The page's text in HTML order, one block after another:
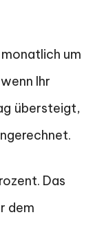
um
Ihr
übersteigt,
Das
dem